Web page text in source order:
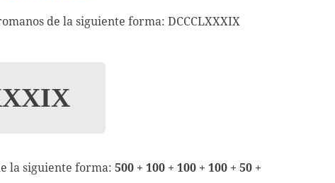
de la siguiente forma: DCCCLXXXIX
la siguiente forma: 500 + 100 + 100 + 100 + 50 +